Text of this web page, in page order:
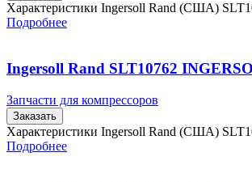
Характеристики Ingersoll Rand (США)
Подробнее
Ingersoll Rand SLT10762
Запчасти для компрессоров
Заказать
Характеристики Ingersoll Rand (США)
Подробнее